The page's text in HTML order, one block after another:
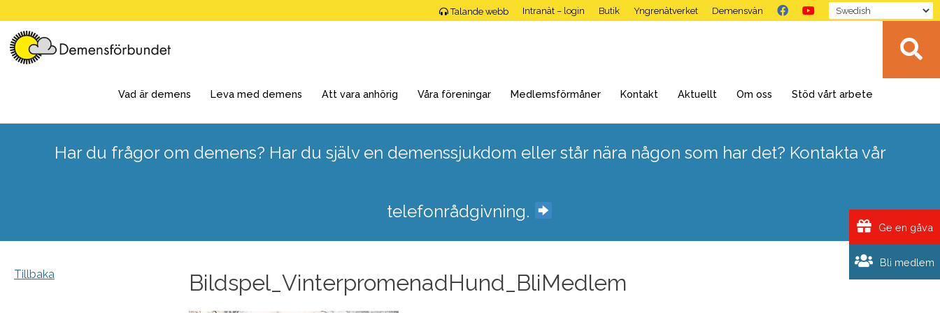
to
content
Talande webb Intranät – login Butik Yngrenätverket Demensvän
Vad är demens Leva med demens Att vara anhörig Våra föreningar Medlemsförmåner Kontakt Aktuellt Om oss Stöd vårt arbete
Har du frågor om demens? Har du själv en demenssjukdom eller står nära någon som har det? Kontakta vår
telefonrådgivning.
Tillbaka Bildspel_VinterpromenadHund_BliMedlem
Bli medlem
Ge en gåva